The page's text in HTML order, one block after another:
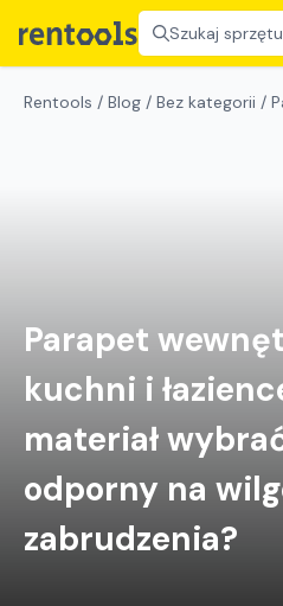
Szukaj
Rentools / Blog / Bez kategorii /
Parapet
kuchni i
materiał
odporny na
zabrudzenia?